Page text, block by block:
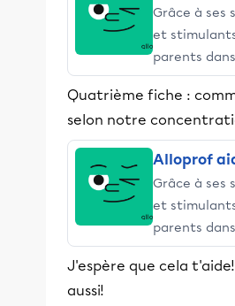
Grâce à ses
et
parents
Quatrième fiche :
selon notre
Alloprof
Grâce à ses
et
parents
J'espère que cela
aussi!